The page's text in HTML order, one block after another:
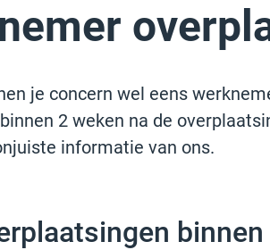
je concern wel eens
2 weken na de
informatie van ons.